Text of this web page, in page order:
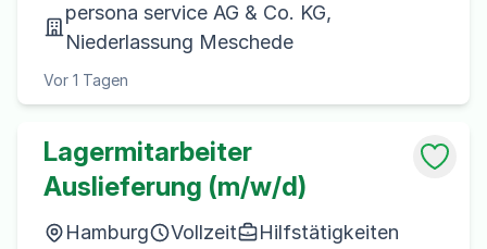
persona service AG & Co. KG,
Niederlassung Meschede
Vor 1 Tagen
Lagermitarbeiter
Auslieferung (m/w/d)
Hamburg Vollzeit
Hilfstätigkeiten